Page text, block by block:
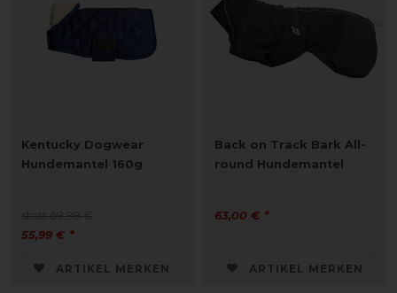
Kentucky Dogwear
Hundemantel 160g
55,99 € *
ARTIKEL MERKEN
Back on Track Bark All-
round Hundemantel
63,00 € *
ARTIKEL MERKEN